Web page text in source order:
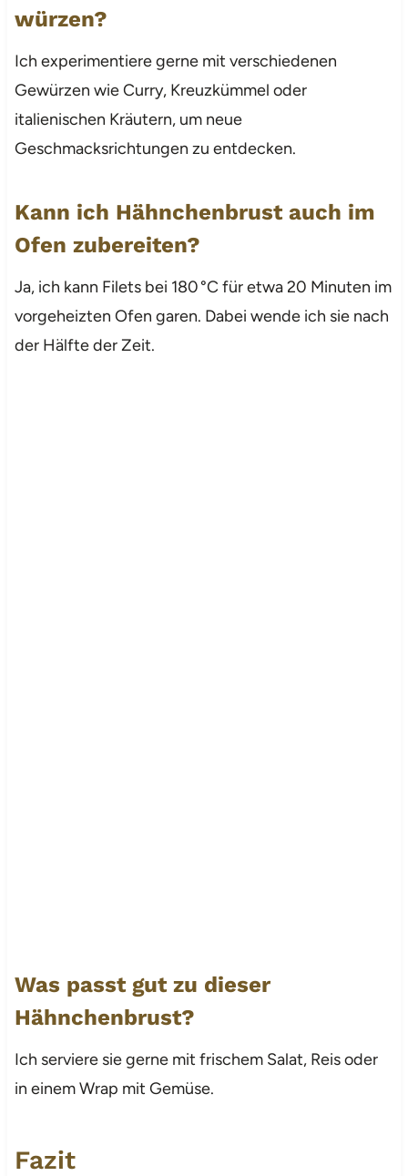
würzen?
Ich experimentiere gerne mit verschiedenen
Gewürzen wie Curry, Kreuzkümmel oder
italienischen Kräutern, um neue
Geschmacksrichtungen zu entdecken.
Kann ich Hähnchenbrust auch im
Ofen zubereiten?
Ja, ich kann Filets bei 180 °C für etwa 20 Minuten im
vorgeheizten Ofen garen. Dabei wende ich sie nach
der Hälfte der Zeit.
Was passt gut zu dieser
Hähnchenbrust?
Ich serviere sie gerne mit frischem Salat, Reis oder
in einem Wrap mit Gemüse.
Fazit